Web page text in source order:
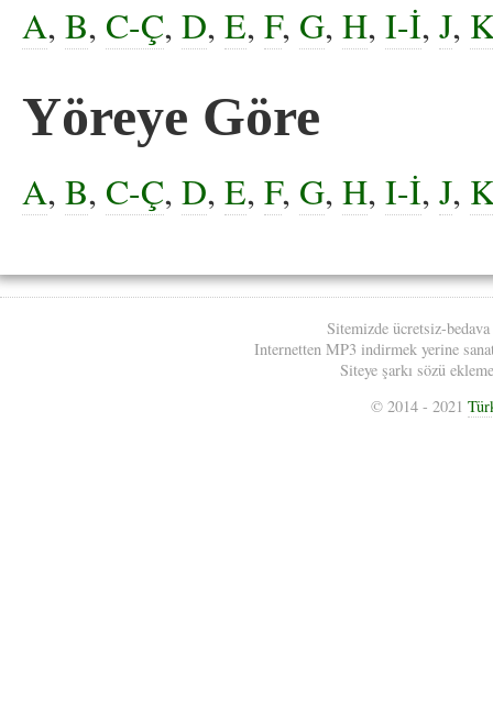
A, B, C-Ç, D, E, F, G, H, I-İ, J,
Yöreye Göre
A, B, C-Ç, D, E, F, G, H, I-İ, J,
Sitemizde ücretsiz-
Internetten MP3 indirmek yerine
Siteye şarkı sözü
© 2014 - 2021